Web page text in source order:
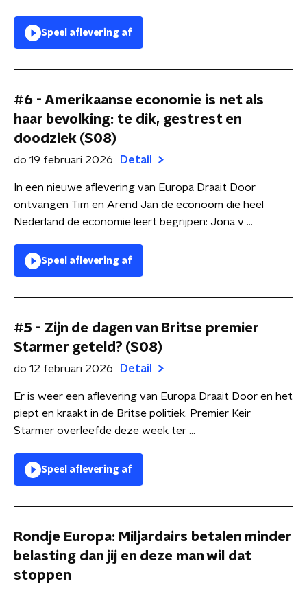
Speel aflevering af
#6 - Amerikaanse economie is net als
haar bevolking: te dik, gestrest en
doodziek (S08)
do 19 februari 2026 Detail
In een nieuwe aflevering van Europa Draait Door
ontvangen Tim en Arend Jan de econoom die heel
Nederland de economie leert begrijpen: Jona v ...
Speel aflevering af
#5 - Zijn de dagen van Britse premier
Starmer geteld? (S08)
do 12 februari 2026 Detail
Er is weer een aflevering van Europa Draait Door en het
piept en kraakt in de Britse politiek. Premier Keir
Starmer overleefde deze week ter ...
Speel aflevering af
Rondje Europa: Miljardairs betalen minder
belasting dan jij en deze man wil dat
stoppen